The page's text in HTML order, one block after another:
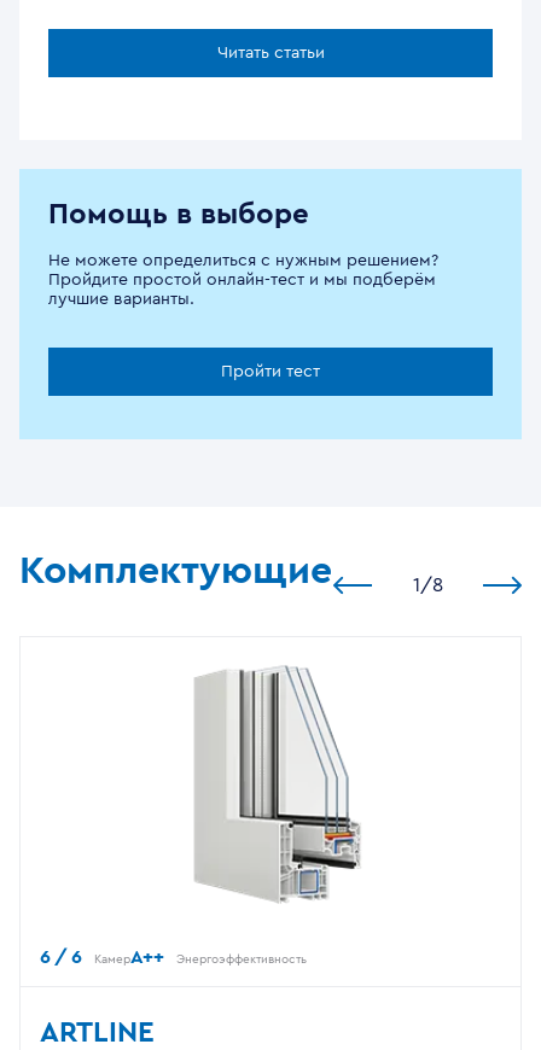
Читать статьи
Помощь в выборе
Не можете определиться с нужным решением?
Пройдите простой онлайн-тест и мы подберём
лучшие варианты.
Пройти тест
Комплектующие 1 /8
6 / 6 КамерA++ Энергоэффективность
ARTLINE